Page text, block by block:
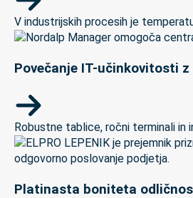
V industrijskih procesih je
Povečanje IT-učinkovitosti
Robustne tablice, ročni terminali in
Platinasta boniteta